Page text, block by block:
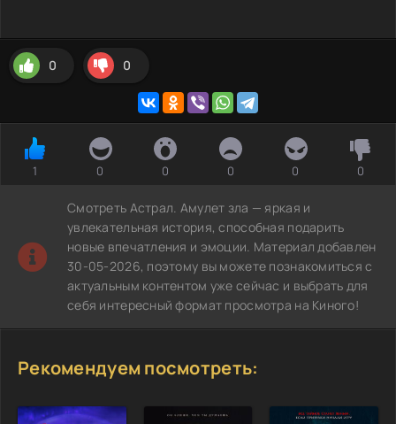
0 0
1 0 0 0 0 0
Смотреть Астрал. Амулет зла — яркая и
увлекательная история, способная подарить
новые впечатления и эмоции. Материал добавлен
30-05-2026, поэтому вы можете познакомиться с
актуальным контентом уже сейчас и выбрать для
себя интересный формат просмотра на Киного!
Рекомендуем посмотреть: